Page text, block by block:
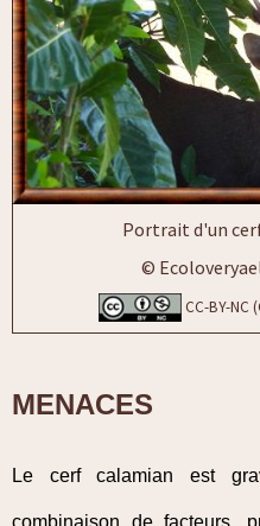
Portrait d'un
©
CC-BY-NC
MENACES
Le cerf calamian est
combinaison de facteurs,